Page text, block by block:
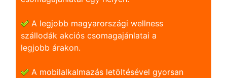
A legjobb magyarországi wellness
szállodák akciós csomagajánlatai a
legjobb árakon.
A mobilalkalmazás letöltésével gyorsan